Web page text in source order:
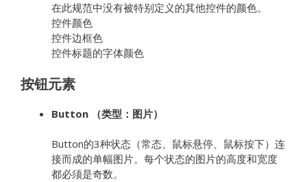
在此规范中没有被特别定义的其他控件的颜色。
控件颜色
控件边框色
控件标题的字体颜色
按钮元素
Button （类型：图片）
Button的3种状态（常态、鼠标悬停、鼠标按下）连
接而成的单幅图片。每个状态的图片的高度和宽度
都必须是奇数。